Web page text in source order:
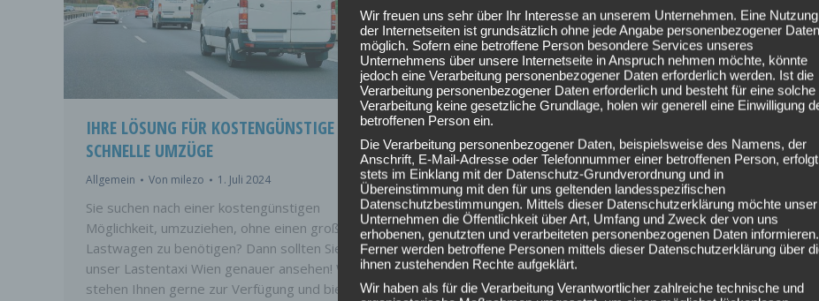
IHRE LÖSUNG FÜR KOSTENGÜNSTIGE UND
SCHNELLE UMZÜGE
Allgemein Von milezo 1. Juli 2024
Sie suchen nach einer kostengünstigen
Möglichkeit, umzuziehen, ohne einen großen
Lastwagen zu benötigen? Dann sollten Sie sich
unser Lastentaxi Wien genauer ansehen! Wir
stehen Ihnen gerne zur Verfügung und bieten
LASTENTAXI WIEN: IHR PARTNER FÜR
KLEINUMZÜGE UND MÖBELTRANSPORTE
Allgemein Vonmilezo 5. Juni 2024
Das Lastentaxi Wien ist Ihr spezialisierter
Service für Kleinumzüge und kleinere
Möbeltransporte. Im Gegensatz zu einem
herkömmlichen Umzugsservice können Sie beim
Lastentaxi schnell und unkompliziert ein
Wir freuen uns sehr über Ihr Interesse an unserem Unternehmen. Eine Nutzung
der Internetseiten ist grundsätzlich ohne jede Angabe personenbezogener Daten
möglich. Sofern eine betroffene Person besondere Services unseres
Unternehmens über unsere Internetseite in Anspruch nehmen möchte, könnte
jedoch eine Verarbeitung personenbezogener Daten erforderlich werden. Ist die
Verarbeitung personenbezogener Daten erforderlich und besteht für eine solche
Verarbeitung keine gesetzliche Grundlage, holen wir generell eine Einwilligung
betroffenen Person ein.
Die Verarbeitung personenbezogener Daten, beispielsweise des Namens, der
Anschrift, E-Mail-Adresse oder Telefonnummer einer betroffenen Person, erfolgt
stets im Einklang mit der Datenschutz-Grundverordnung und in
Übereinstimmung mit den für uns geltenden landesspezifischen
Datenschutzbestimmungen. Mittels dieser Datenschutzerklärung möchte unser
Unternehmen die Öffentlichkeit über Art, Umfang und Zweck der von uns
erhobenen, genutzten und verarbeiteten personenbezogenen Daten informieren.
Ferner werden betroffene Personen mittels dieser Datenschutzerklärung über
ihnen zustehenden Rechte aufgeklärt.
Wir haben als für die Verarbeitung Verantwortlicher zahlreiche technische und